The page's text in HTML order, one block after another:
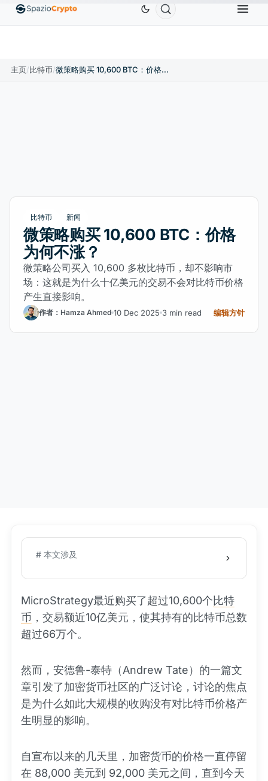
EthereumETHUS$1,880.58 TetherUSDT ↑0.00% BNB
主页/比特币/ 微策略购买 10,600 BTC：价格为何不涨？
比特币 新闻
微策略购买 10,600 BTC：价格
为何不涨？
微策略公司买入 10,600 多枚比特币，却不影响市
场：这就是为什么十亿美元的交易不会对比特币价格
产生直接影响。
作者：Hamza Ahmed 10 Dec 2025 3 min read 编辑方针
# 本文涉及
MicroStrategy最近购买了超过10,600个比特
币 ，交易额近10亿美元，使其持有的比特币总数
超过66万个。
然而，安德鲁-泰特（Andrew Tate）的一篇文
章引发了加密货币社区的广泛讨论，讨论的焦点
是为什么如此大规模的收购没有对比特币价格产
生明显的影响。
自宣布以来的几天里，加密货币的价格一直停留
在 88,000 美元到 92,000 美元之间，直到今天